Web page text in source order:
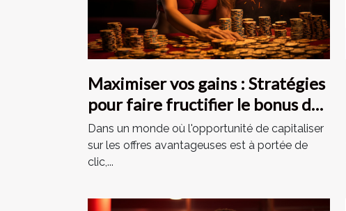
Maximiser vos gains : Stratégies
pour faire fructifier le bonus de
bienvenue de 5000 € + 100 FS
Dans un monde où l'opportunité de capitaliser
sur les offres avantageuses est à portée de
clic,...